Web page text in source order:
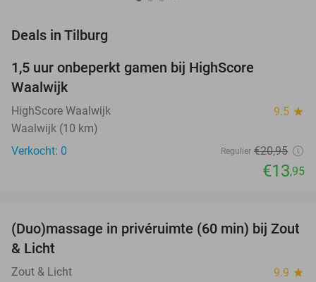
Deals in Tilburg
TODAY
1,5 uur onbeperkt gamen bij HighScore
Waalwijk
HighScore Waalwijk 9.5 star
Waalwijk (10 km)
Verkocht: 0
Regulier €20,95
€13,95
49%
(Duo)massage in privéruimte (60 min) bij Zout
& Licht
Zout & Licht 9.9 star